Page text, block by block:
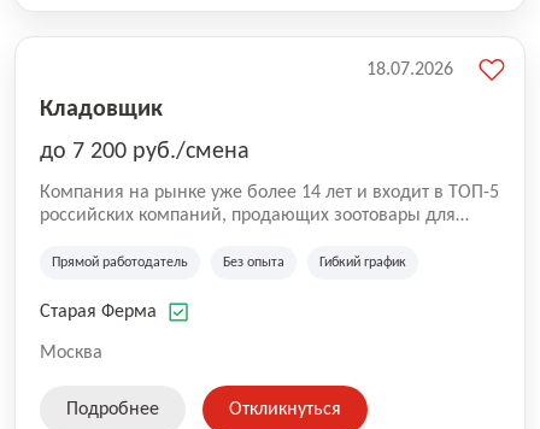
Кладовщик
до 7 200 руб./смена
Компания на рынке уже более 14 лет и входит в ТОП-5
российских компаний, продающих зоотовары для
компания владеет 5 розничными магазинами, а также
России (Wildberries, Ozon, Яндекс. Маркет и
на глобальной доставке товаров по всей территории
SKU, премиальные бренды кормов и собственные
Прямой работодатель Без опыта Гибкий график
Старая Ферма
Москва
18.07.2026
Подробнее Откликнуться